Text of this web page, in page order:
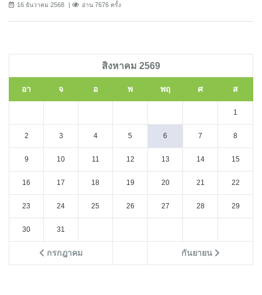
16 ธันวาคม 2568 อ่าน 7676 ครั้ง
สิงหาคม 2569
อา จ อ พ พฤ ศ ส
กรกฎาคม กันยายน
1
2 3 4 5 6 7 8
9 10 11 12 13 14 15
16 17 18 19 20 21 22
23 24 25 26 27 28 29
30 31